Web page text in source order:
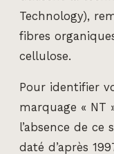
Technology),
fibres
cellulose.
Pour identifier
marquage « NT
l’absence de ce
daté d’après